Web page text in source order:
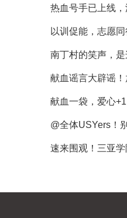
热血号手已上线
以训促能，志愿
南丁村的笑声，
献血谣言大辟谣
献血一袋，爱心
@全体USYers！
速来围观！三亚学